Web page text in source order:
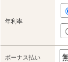
年利率
ボーナス払い